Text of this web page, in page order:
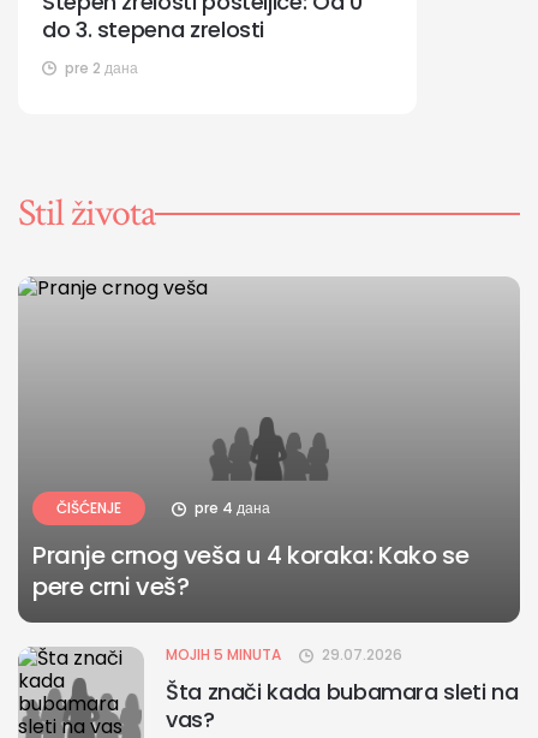
pre 2 дана
do 3. stepena zrelosti
Stil života
ČIŠĆENJE pre 4 дана
Pranje crnog veša u 4 koraka: Kako se
pere crni veš?
MOJIH 5 MINUTA 29.07.2026
Šta znači kada bubamara sleti na
vas?